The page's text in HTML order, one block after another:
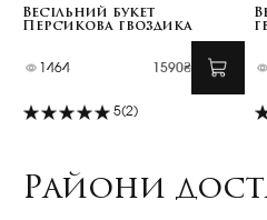
Весільний букет
Персикова гвоздика
1464 1590₴
5(2)
Райони